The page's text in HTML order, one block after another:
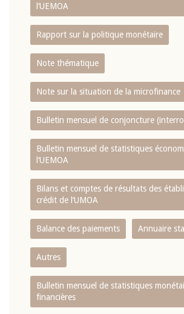
l‘UEMOA
Rapport sur la politique monétaire
Note thématique
Note sur la situation de la microfinance
Bulletin mensuel de conjoncture
Bulletin mensuel de statistiques
l‘UEMOA
Bilans et comptes de résultats des
crédit de l‘UMOA
Balance des paiements Annuaire
Autres
Bulletin mensuel de statistiques
financières